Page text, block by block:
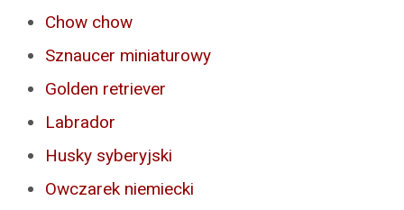
Chow chow
Sznaucer miniaturowy
Golden retriever
Labrador
Husky syberyjski
Owczarek niemiecki